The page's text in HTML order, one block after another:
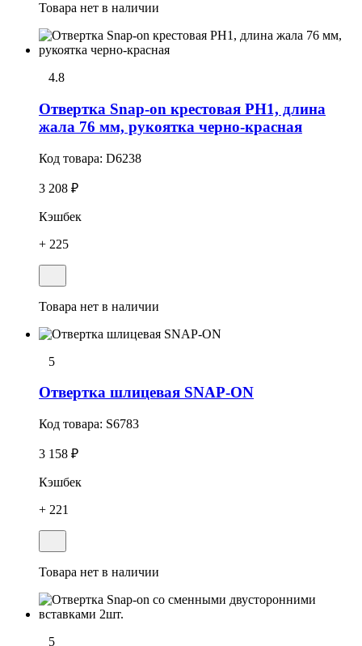
Товара нет в наличии
4.8
Отвертка Snap-on крестовая РН1, длина
жала 76 мм, рукоятка черно-красная
Код товара: D6238
3 208 ₽
Кэшбек
+ 225
Товара нет в наличии
5
Отвертка шлицевая SNAP-ON
Код товара: S6783
3 158 ₽
Кэшбек
+ 221
Товара нет в наличии
5